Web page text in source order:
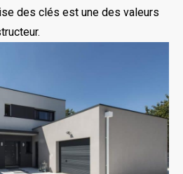
des clés est une des valeurs